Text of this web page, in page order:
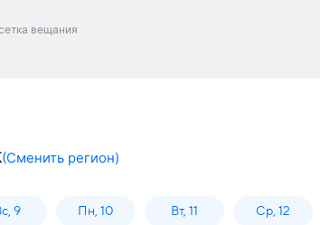
вещания
(Сменить регион)
9 Пн, 10 Вт, 11 Ср, 12